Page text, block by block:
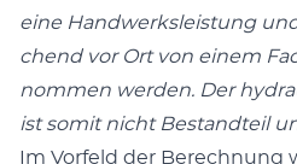
eine Hand­werks­leis­tung
chend vor Ort von einem
nom­men wer­den. Der
ist somit nicht Bestand­teil
Im Vor­feld der Berech­nung